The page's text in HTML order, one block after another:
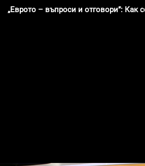
„Еврото – въпроси и отговори”: Как